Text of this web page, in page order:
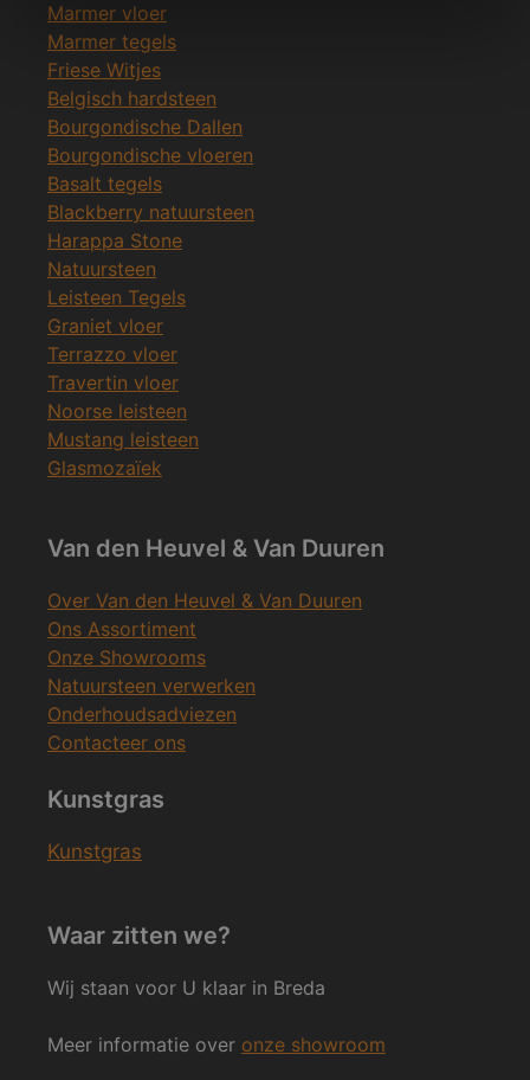
Marmer vloer
Marmer tegels
Friese Witjes
Belgisch hardsteen
Bourgondische Dallen
Bourgondische vloeren
Basalt tegels
Blackberry natuursteen
Harappa Stone
Natuursteen
Leisteen Tegels
Graniet vloer
Terrazzo vloer
Travertin vloer
Noorse leisteen
Mustang leisteen
Glasmozaïek
Van den Heuvel & Van Duuren
Over Van den Heuvel & Van Duuren
Ons Assortiment
Onze Showrooms
Natuursteen verwerken
Onderhoudsadviezen
Contacteer ons
Kunstgras
Kunstgras
Waar zitten we?
Wij staan voor U klaar in Breda
Meer informatie over onze showroom